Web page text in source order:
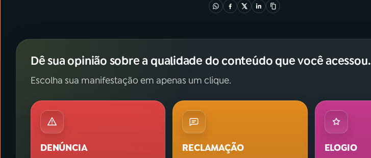
Dê sua opinião sobre a qualidade do conteúdo que você acessou.
Escolha sua manifestação em apenas um clique.
DENÚNCIA RECLAMAÇÃO ELOGIO